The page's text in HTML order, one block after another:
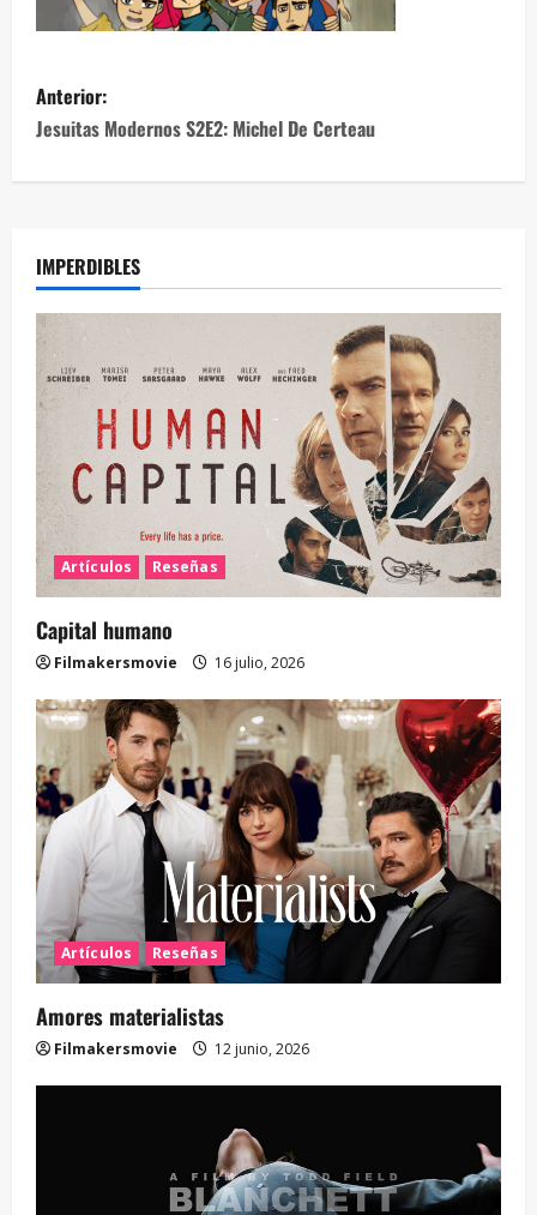
Anterior:
Jesuitas Modernos S2E2: Michel De Certeau
IMPERDIBLES
Artículos Reseñas
Capital humano
Filmakersmovie 16 julio, 2026
Artículos Reseñas
Amores materialistas
Filmakersmovie 12 junio, 2026